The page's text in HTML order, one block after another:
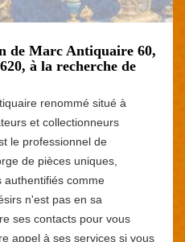
de Marc Antiquaire 60,
à la recherche de
renommé situé à
et collectionneurs
le professionnel de
de pièces uniques,
comme
n'est pas en sa
ses contacts pour vous
appel à ses services si vous